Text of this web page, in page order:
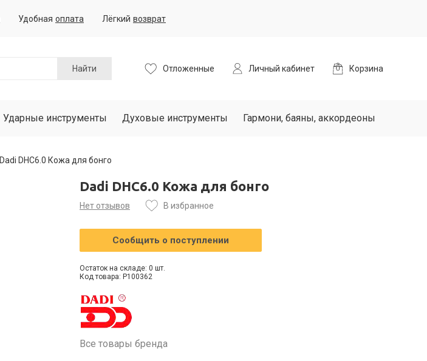
Удобная оплата Лёгкий возврат
Найти Отложенные Личный кабинет Корзина
Ударные инструменты Духовые инструменты Гармони, баяны, аккордеоны
Dadi DHC6.0 Кожа для бонго
Dadi DHC6.0 Кожа для бонго
Нет отзывов В избранное
Сообщить о поступлении
Остаток на складе: 0 шт.
Код товара: P100362
Все товары бренда